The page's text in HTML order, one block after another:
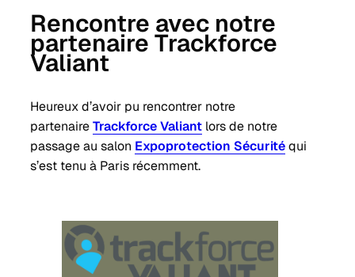
Rencontre avec notre
partenaire Trackforce
Valiant
Heureux d’avoir pu rencontrer notre
partenaireTrackforce Valiant lors de notre
passage au salon Expoprotection Sécuritéqui
s’est tenu à Paris récemment.